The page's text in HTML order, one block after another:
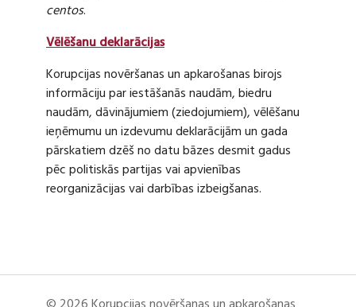
centos.
Vēlēšanu deklarācijas
Korupcijas novēršanas un apkarošanas birojs
informāciju par iestāšanās naudām, biedru
naudām, dāvinājumiem (ziedojumiem), vēlēšanu
ieņēmumu un izdevumu deklarācijām un gada
pārskatiem dzēš no datu bāzes desmit gadus
pēc politiskās partijas vai apvienības
reorganizācijas vai darbības izbeigšanas.